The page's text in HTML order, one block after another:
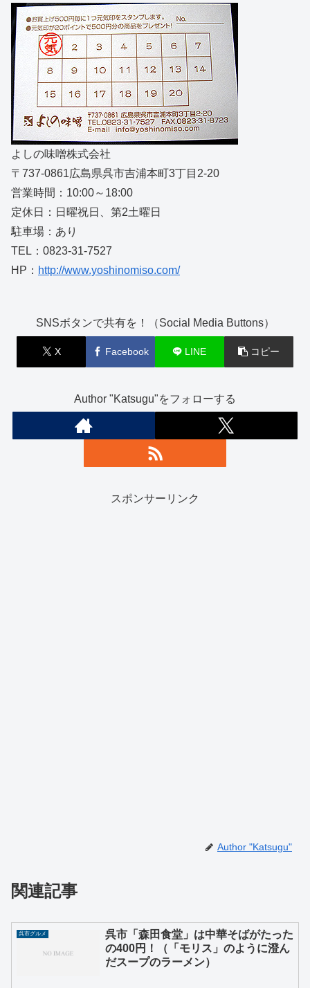
よしの味噌株式会社
〒737-0861広島県呉市吉浦本町3丁目2-20
営業時間：10:00～18:00
定休日：日曜祝日、第2土曜日
駐車場：あり
TEL：0823-31-7527
HP： http://www.yoshinomiso.com/
SNSボタンで共有を！（Social Media Buttons）
X Facebook LINE コピー
Author "Katsugu"をフォローする
スポンサーリンク
Author "Katsugu"
関連記事
呉市グルメ
呉市「森田食堂」は中華そばがたった
の400円！（「モリス」のように澄ん
だスープのラーメン）